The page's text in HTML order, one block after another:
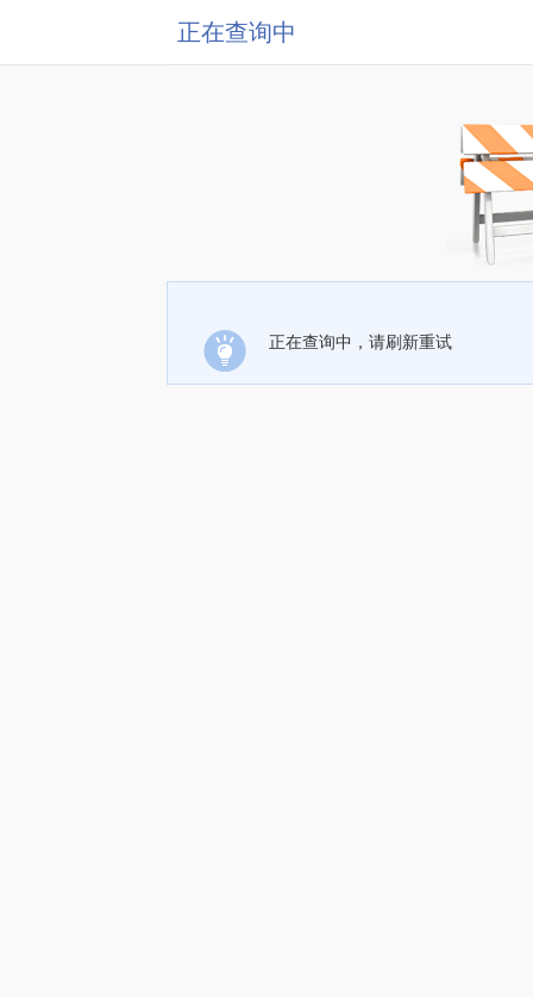
正在查询中
正在查询中，请刷新重试